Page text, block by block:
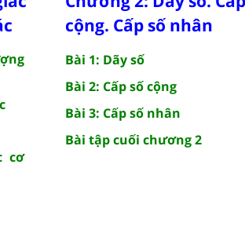
cơ
cộng. Cấp số nhân
Bài 1: Dãy số
Bài 2: Cấp số cộng
Bài 3: Cấp số nhân
Bài tập cuối chương 2